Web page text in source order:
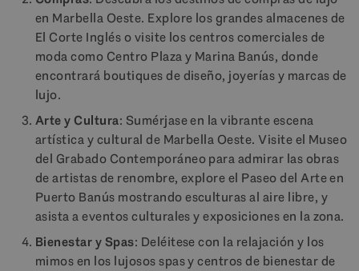
en Marbella Oeste. Explore los grandes almacenes de
El Corte Inglés o visite los centros comerciales de
moda como Centro Plaza y Marina Banús, donde
encontrará boutiques de diseño, joyerías y marcas de
lujo.
Arte y Cultura: Sumérjase en la vibrante escena
artística y cultural de Marbella Oeste. Visite el Museo
del Grabado Contemporáneo para admirar las obras
de artistas de renombre, explore el Paseo del Arte en
Puerto Banús mostrando esculturas al aire libre, y
asista a eventos culturales y exposiciones en la zona.
Bienestar y Spas: Deléitese con la relajación y los
mimos en los lujosos spas y centros de bienestar de